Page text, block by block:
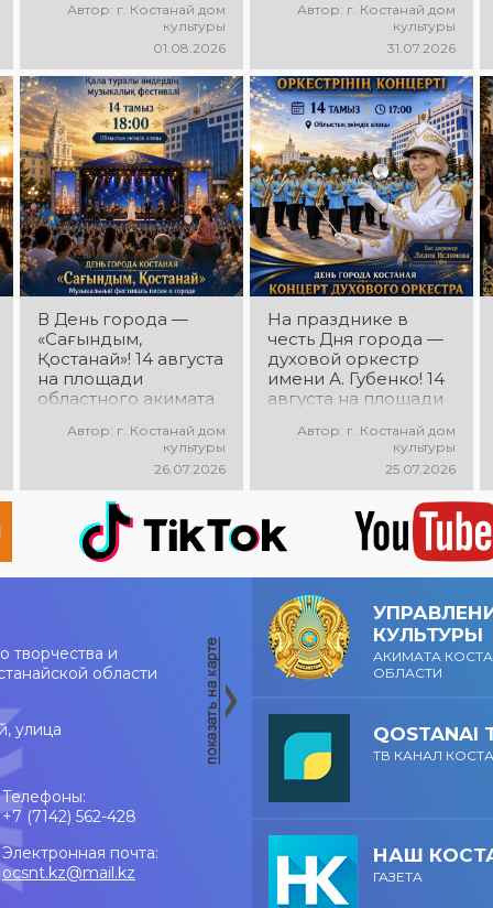
концертная
программа Азамата
Ибраева! Вас ждут
любимые песни,
яркое выступление,
мощная энергия и
праздничное
настроение!
Автор: г. Костанай дом
культуры
01.08.2026
программа
коллективов города
«Street Music»! Вас
ждут современная
музыка, яркие
выступления,
мощная энергия и
праздничное
настроение!
Автор: г. Костанай дом
культуры
31.07.2026
В День города —
«Сағындым,
Қостанай»! 14 августа
на площади
областного акимата
музыкальный
фестиваль песен о
городе «Сағындым,
Қостанай»! Вас ждут
прекрасные песни о
родном городе,
яркие выступления и
праздничная
Автор: г. Костанай дом
культуры
26.07.2026
На празднике в
честь Дня города —
духовой оркестр
имени А. Губенко! 14
августа на площади
состоится
концерт оркестра.
Главный дирижёр —
Лилия Ислямова. Вас
ждут живая музыка,
яркие выступления и
праздничное
настроение!
Автор: г. Костанай дом
культуры
25.07.2026
творчества и
области
улица
Телефоны:
+7 (7142) 562-428
Электронная почта:
ocsnt.kz@mail.kz
КУЛЬТУРЫ
АКИМАТА
ОБЛАСТИ
QOSTANAI
ТВ КАНАЛ
НАШ
ГАЗЕТА